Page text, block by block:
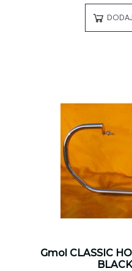
Gmol CLASSIC